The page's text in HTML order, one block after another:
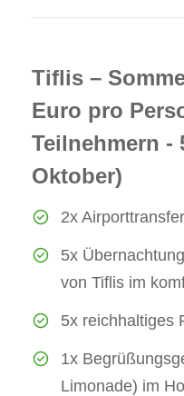
Tiflis –
Euro pro
Teilnehmern -
Oktober)
2x Airporttransfer
5x
von Tiflis im
5x reichhaltiges
1x
Limonade) im